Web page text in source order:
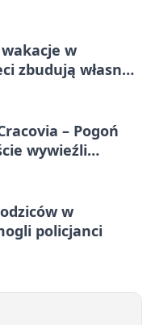
w
zbudują własne
– Pogoń
wywieźli
w
policjanci